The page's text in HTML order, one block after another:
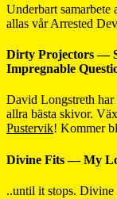
Underbart
allas vår Arrested
Dirty Projectors —
Impregnable
David Longstreth har
allra bästa skivor.
Pustervik! Kommer
Divine Fits — My
..until it stops. Divine